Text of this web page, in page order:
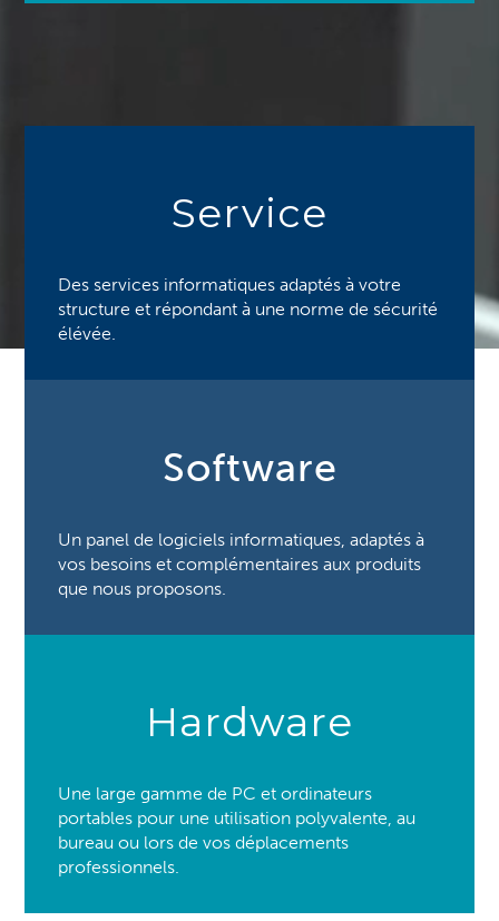
Hardware
Une large gamme de PC et ordinateurs
portables pour une utilisation polyvalente, au
bureau ou lors de vos déplacements
professionnels.
Software
Un panel de logiciels informatiques, adaptés à
vos besoins et complémentaires aux produits
que nous proposons.
Service
Des services informatiques adaptés à votre
structure et répondant à une norme de sécurité
élévée.